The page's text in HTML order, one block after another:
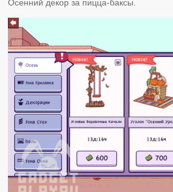
Осенний декор за пицца-баксы.